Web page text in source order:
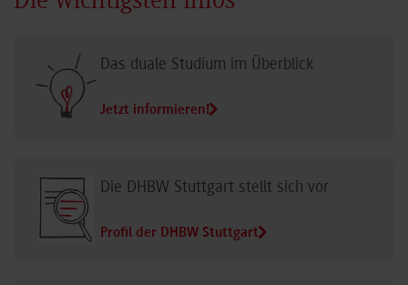
Das duale Studium im Überblick
Jetzt informieren!
Die DHBW Stuttgart stellt sich vor
Profil der DHBW Stuttgart